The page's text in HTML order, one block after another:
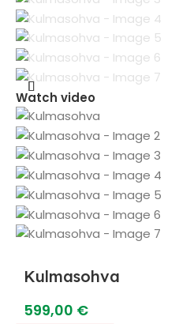
Watch video
Kulmasohva
599,00 €